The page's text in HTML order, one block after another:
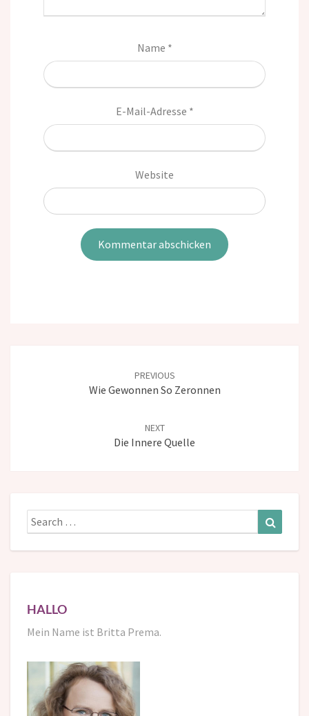
Name *
E-Mail-Adresse *
Website
PREVIOUS
Wie Gewonnen So Zeronnen
NEXT
Die Innere Quelle
Search
for:
HALLO
Mein Name ist Britta Prema.